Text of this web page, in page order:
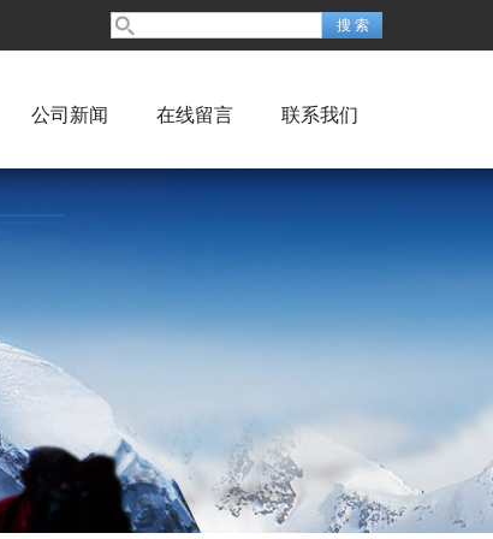
公司新闻 在线留言 联系我们